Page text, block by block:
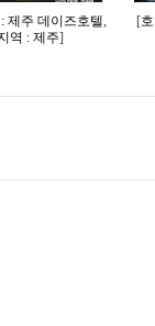
제주 데이즈호텔,
역 : 제주]
[